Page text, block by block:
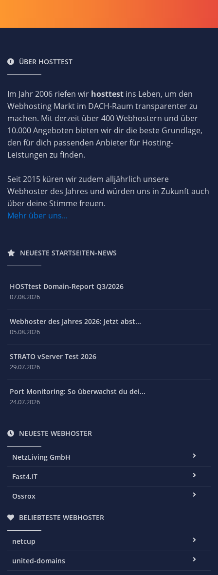
ÜBER HOSTTEST
Im Jahr 2006 riefen wir hosttest ins Leben, um den
Webhosting Markt im DACH-Raum transparenter zu
machen. Mit derzeit über 400 Webhostern und über
10.000 Angeboten bieten wir dir die beste Grundlage,
den für dich passenden Anbieter für Hosting-
Leistungen zu finden.
Seit 2015 küren wir zudem alljährlich unsere
Webhoster des Jahres und würden uns in Zukunft auch
über deine Stimme freuen.
Mehr über uns...
NEUESTE STARTSEITEN-NEWS
HOSTtest Domain-Report Q3/2026
07.08.2026
Webhoster des Jahres 2026: Jetzt abst...
05.08.2026
STRATO vServer Test 2026
29.07.2026
Port Monitoring: So überwachst du dei...
24.07.2026
NEUESTE WEBHOSTER
NetzLiving GmbH
Fast4.IT
Ossrox
BELIEBTESTE WEBHOSTER
netcup
united-domains